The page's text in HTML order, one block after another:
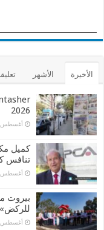
الأخيرة الأشهر
2026
أغسطس 8, 2026
تنافس
أغسطس 8, 2026
بيروت
للركض»
أغسطس 8, 2026